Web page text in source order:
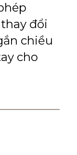
đổi
chiều
cho